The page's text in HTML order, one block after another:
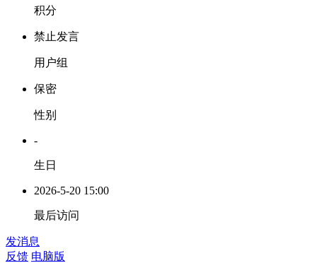
积分
禁止发言
用户组
保密
性别
-
生日
2026-5-20 15:00
最后访问
发消息
反馈 电脑版